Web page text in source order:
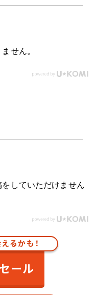
せん。
していただけません
るかも！
ール